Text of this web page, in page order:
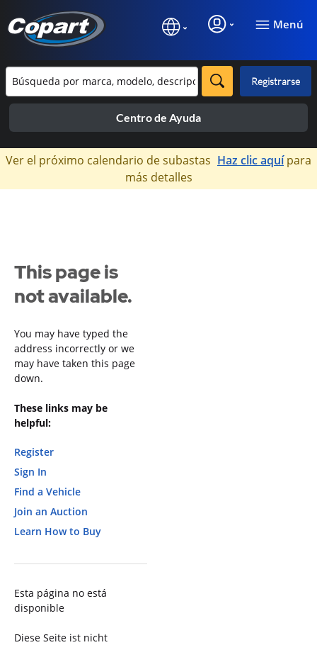
Menú
Registrarse
Centro de Ayuda
×
Ver el próximo calendario de subastas Haz clic aquípara
más detalles
This page is
not available.
You may have typed the
address incorrectly or we
may have taken this page
down.
These links may be
helpful:
Register
Sign In
Find a Vehicle
Join an Auction
Learn How to Buy
Esta página no está
disponible
Diese Seite ist nicht